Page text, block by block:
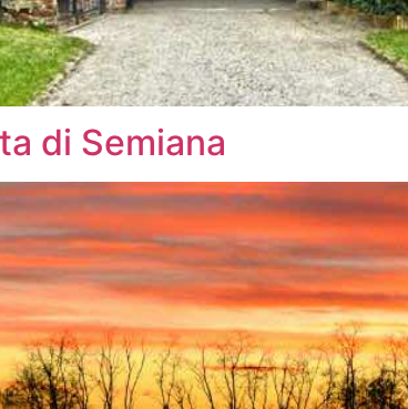
di Semiana